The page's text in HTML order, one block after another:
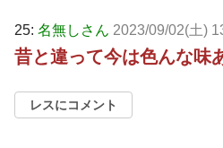
25: 名無しさん 2023/09/02(土)
昔と違って今は色んな味
レスにコメント